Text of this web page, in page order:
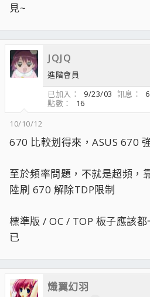
見~
JQJQ
進階會員
已加入
9/23/03 訊息
點數
16
10/10/12
670 比較划得來，ASUS 670
至於頻率問題，不就是超頻，
陸刷 670 解除TDP限制
標準版 / OC / TOP 板子應該
已
熾翼幻羽